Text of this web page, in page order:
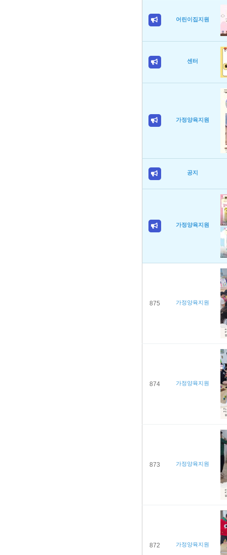
어린이집지원
센터
가정양육지원
공지
가정양육지원
875 가정양육지원
874 가정양육지원
873 가정양육지원
872 가정양육지원